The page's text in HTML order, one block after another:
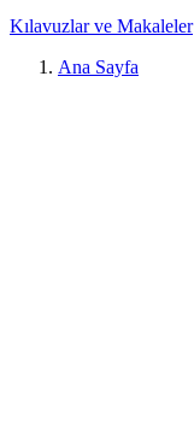
Kılavuzlar ve Makaleler
Ana Sayfa